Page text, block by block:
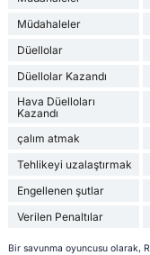
Müdahaleler
Düellolar
Düellolar Kazandı
Hava Düelloları
Kazandı
çalım atmak
Tehlikeyi uzalaştırmak
Engellenen şutlar
Verilen Penaltılar
Bir savunma oyuncusu olarak,